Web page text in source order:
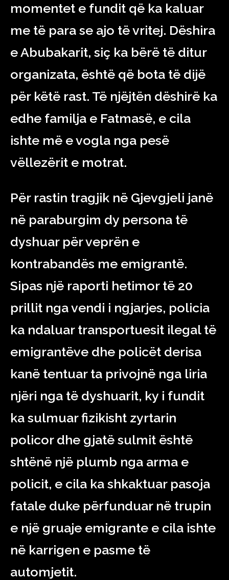
momentet e fundit që ka kaluar
me të para se ajo të vritej. Dëshira
e Abubakarit, siç ka bërë të ditur
organizata, është që bota të dijë
për këtë rast. Të njëjtën dëshirë ka
edhe familja e Fatmasë, e cila
ishte më e vogla nga pesë
vëllezërit e motrat.
Për rastin tragjik në Gjevgjeli janë
në paraburgim dy persona të
dyshuar për veprën e
kontrabandës me emigrantë.
Sipas një raporti hetimor të 20
prillit nga vendi i ngjarjes, policia
ka ndaluar transportuesit ilegal të
emigrantëve dhe policët derisa
kanë tentuar ta privojnë nga liria
njëri nga të dyshuarit, ky i fundit
ka sulmuar fizikisht zyrtarin
policor dhe gjatë sulmit është
shtënë një plumb nga arma e
policit, e cila ka shkaktuar pasoja
fatale duke përfunduar në trupin
e një gruaje emigrante e cila ishte
në karrigen e pasme të
automjetit.